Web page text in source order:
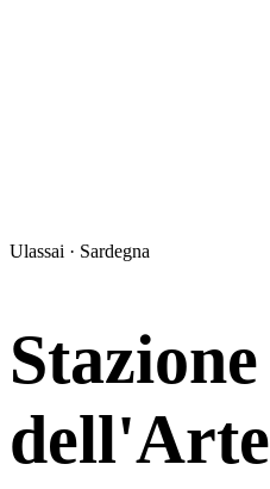
Ulassai · Sardegna
Stazione
dell'Arte